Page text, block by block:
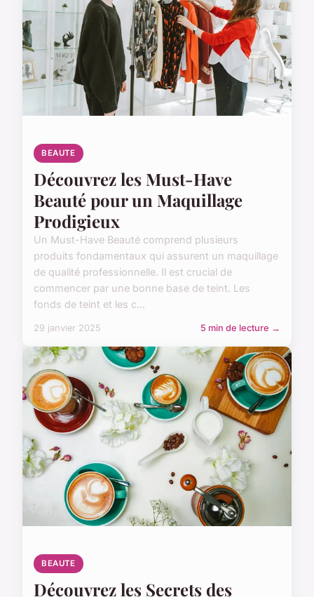
BEAUTE
Découvrez les Must-Have
Beauté pour un Maquillage
Prodigieux
Un Must-Have Beauté comprend plusieurs
produits fondamentaux qui assurent un maquillage
de qualité professionnelle. Il est crucial de
commencer par une bonne base de teint. Les
fonds de teint et les c...
29 janvier 2025 5 min de lecture →
BEAUTE
Découvrez les Secrets des